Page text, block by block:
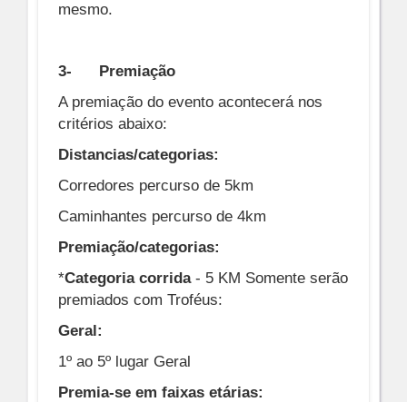
mesmo.
3- Premiação
A premiação do evento acontecerá nos
critérios abaixo:
Distancias/categorias:
Corredores percurso de 5km
Caminhantes percurso de 4km
Premiação/categorias:
*Categoria corrida- 5 KM Somente serão
premiados com Troféus:
Geral:
1º ao 5º lugar Geral
Premia-se em faixas etárias: